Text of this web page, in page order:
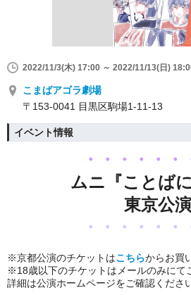
2022/11/3(木) 17:00 ～ 2022/11/13(日)
こまばアゴラ劇場
〒153-0041 目黒区駒場1-11-13
イベント情報
・・・・・・
ムニ 『ことば
東京公演
・・・・・・
※京都公演のチケットはこちらからお買
※18歳以下のチケットはメールのみにて
詳細は公演ホームページをご確認ください